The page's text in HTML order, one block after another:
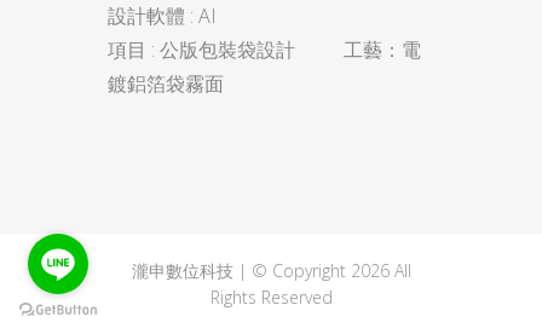
設計軟體 : AI
項目 : 公版包裝袋設計 工藝：電
鍍鋁箔袋霧面
瀧申數位科技 | © Copyright 2026 All
Rights Reserved